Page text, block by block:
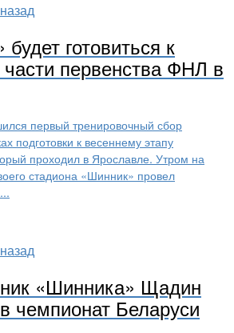
готовиться к
части первенства ФНЛ в
первый тренировочный сбор
подготовки к весеннему этапу
проходил в Ярославле. Утром на
стадиона «Шинник» провел
«Шинника» Щадин
чемпионат Беларуси